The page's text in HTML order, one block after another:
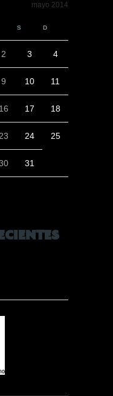
mayo 2014
S D
2 3 4
9 10 11
16 17 18
23 24 25
31